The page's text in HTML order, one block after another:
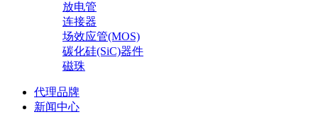
放电管
连接器
场效应管(MOS)
碳化硅(SiC)器件
磁珠
代理品牌
新闻中心